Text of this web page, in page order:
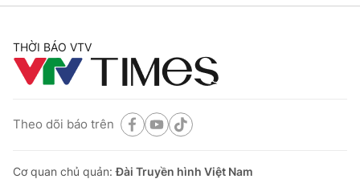
THỜI BÁO VTV
Theo dõi báo trên
Cơ quan chủ quản:Đài Truyền hình Việt Nam